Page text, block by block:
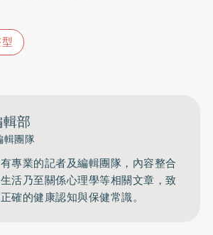
部
輯團隊
專業的記者及編輯團隊，內容整合
活乃至關係心理學等相關文章，致
確的健康認知與保健常識。